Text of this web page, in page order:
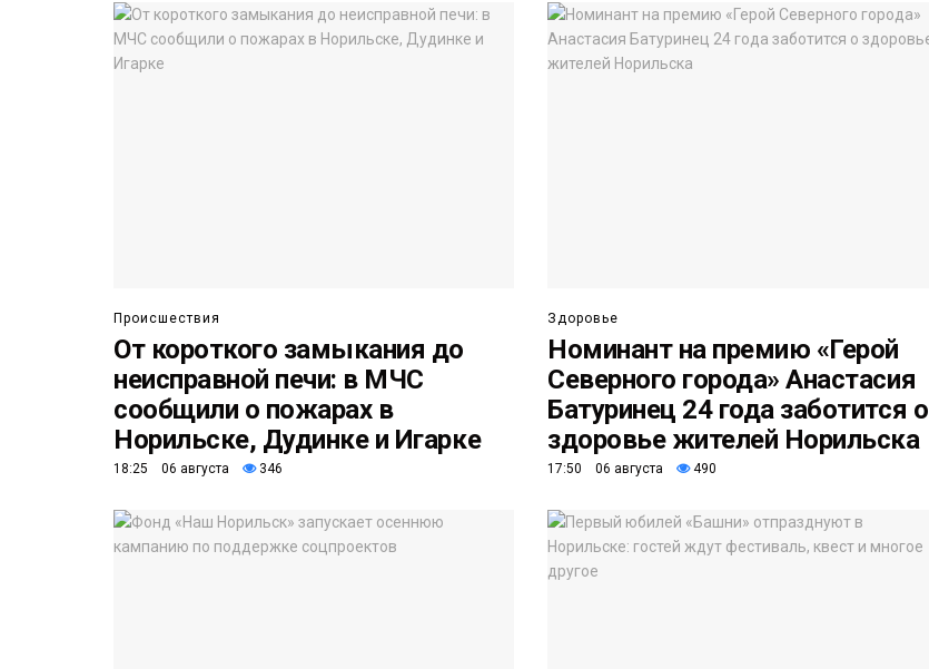
Происшествия
От короткого замыкания до
неисправной печи: в МЧС
сообщили о пожарах в
Норильске, Дудинке и Игарке
18:25 06 августа 346
Здоровье
Номинант на премию «Герой
Северного города» Анастасия
Батуринец 24 года заботится о
здоровье жителей Норильска
17:50 06 августа 490